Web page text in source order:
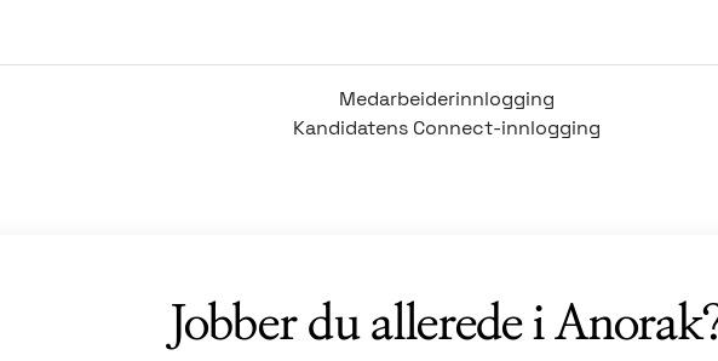
Medarbeiderinnlogging
Kandidatens Connect-innlogging
Jobber du allerede i